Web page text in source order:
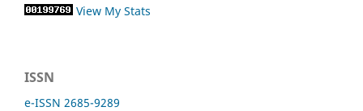
View My Stats
ISSN
e-ISSN 2685-9289